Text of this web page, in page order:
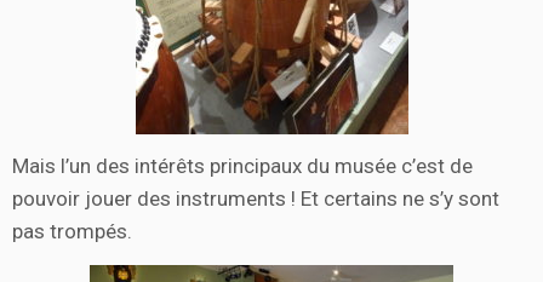
Mais l’un des intérêts principaux du musée c’est de
pouvoir jouer des instruments ! Et certains ne s’y sont
pas trompés.